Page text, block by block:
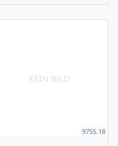
KEIN BILD
9755.18